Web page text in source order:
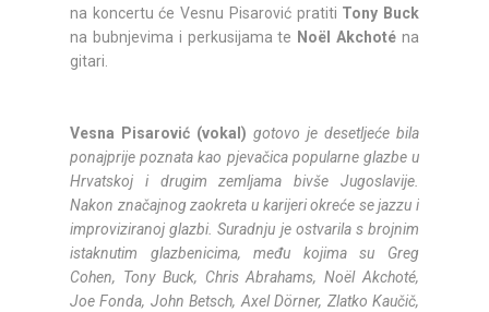
na koncertu će Vesnu Pisarović pratiti Tony Buck
na bubnjevima i perkusijama te Noël Akchoténa
gitari.
Vesna Pisarović (vokal) gotovo je desetljeće bila
ponajprije poznata kao pjevačica popularne glazbe u
Hrvatskoj i drugim zemljama bivše Jugoslavije.
Nakon značajnog zaokreta u karijeri okreće se jazzu i
improviziranoj glazbi. Suradnju je ostvarila s brojnim
istaknutim glazbenicima, među kojima su Greg
Cohen, Tony Buck, Chris Abrahams, Noël Akchoté,
Joe Fonda, John Betsch, Axel Dörner, Zlatko Kaučič,